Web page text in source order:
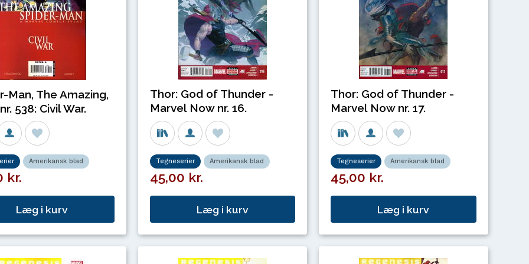
Man, The Amazing,
538: Civil War.
Amerikansk blad
kr.
Læg i kurv
Thor: God of Thunder -
Marvel Now nr. 16.
Tegneserier Amerikansk blad
45,00 kr.
Læg i kurv
Thor: God of Thunder -
Marvel Now nr. 17.
Tegneserier Amerikansk blad
45,00 kr.
Læg i kurv